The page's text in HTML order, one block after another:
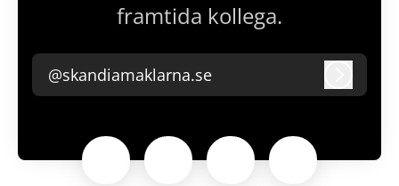
framtida kollega.
@skandiamaklarna.se